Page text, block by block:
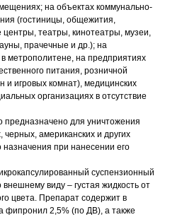
на объектах коммунально-
(гостиницы, общежития,
театры, кинотеатры, музеи,
прачечные и др.); на
метрополитене, на предприятиях
питания, розничной
и игровых комнат), медицинских
организациях в отсутствие
предназначено для уничтожения
американских и других
при нанесении его
суспензионный
виду – густая жидкость от
цвета. Препарат содержит в
фипронил 2,5% (по ДВ), а также